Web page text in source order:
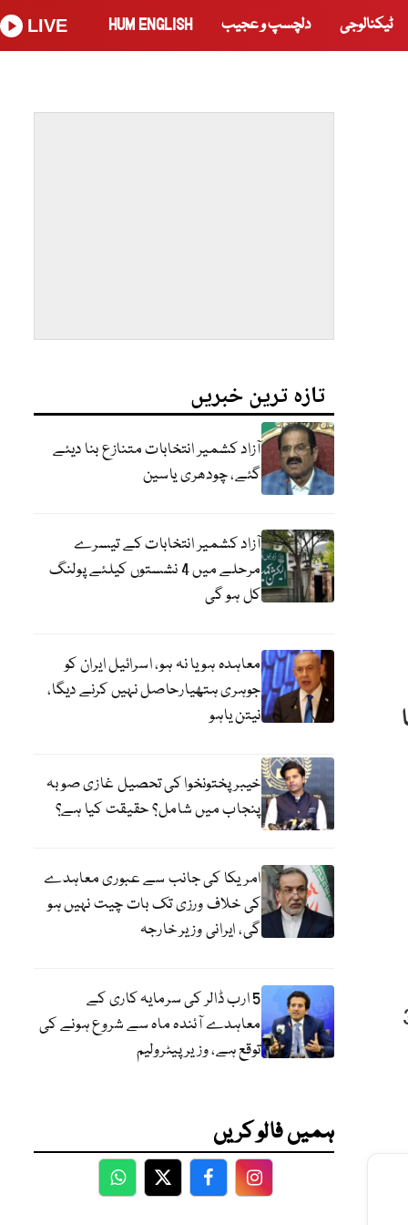
ٹیکنالوجی دلچسپ و عجیب HUM ENGLISH
LIVE
2 لاکھ 38
تازہ ترین خبریں
آزاد کشمیر انتخابات متنازع بنا دیئے
گئے، چودھری یاسین
آزاد کشمیر انتخابات کے تیسرے
مرحلے میں 4 نشستوں کیلئے پولنگ
کل ہو گی
معاہدہ ہو یا نہ ہو، اسرائیل ایران کو
جوہری ہتھیارحاصل نہیں کرنے دیگا،
نیتن یاہو
خیبر پختونخوا کی تحصیل غازی صوبہ
پنجاب میں شامل؟ حقیقت کیا ہے؟
امریکا کی جانب سے عبوری معاہدے
کی خلاف ورزی تک بات چیت نہیں ہو
گی، ایرانی وزیر خارجہ
5 ارب ڈالر کی سرمایہ کاری کے
معاہدے آئندہ ماہ سے شروع ہونے کی
توقع ہے، وزیر پیٹرولیم
ہمیں فالو کریں
WhatsApp
TwitterFacebookFacebook